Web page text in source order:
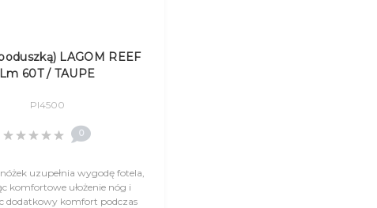
LAGOM REEF
Lm 60T / TAUPE
Pl4500
0
uzupełnia wygodę fotela,
komfortowe ułożenie nóg i
dodatkowy komfort podczas